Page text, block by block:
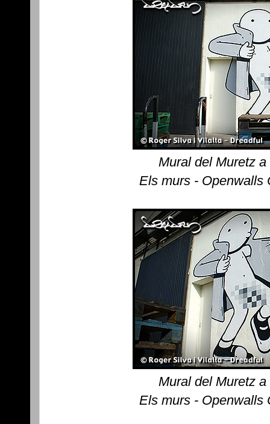
Mural del Muretz
Els murs - Openwalls
Mural del Muretz
Els murs - Openwalls